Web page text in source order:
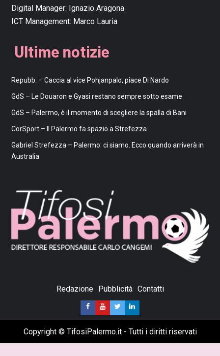
Digital Manager: Ignazio Aragona
ICT Management: Marco Lauria
Ultime notizie
Repubb. – Caccia al vice Pohjanpalo, piace Di Nardo
GdS – Le Douaron e Gyasi restano sempre sotto esame
GdS – Palermo, è il momento di scegliere la spalla di Bani
CorSport – Il Palermo fa spazio a Strefezza
Gabriel Strefezza – Palermo: ci siamo. Ecco quando arriverà in
Australia
Redazione Pubblicità Contatti
Copyright © TifosiPalermo.it - Tutti i diritti riservati